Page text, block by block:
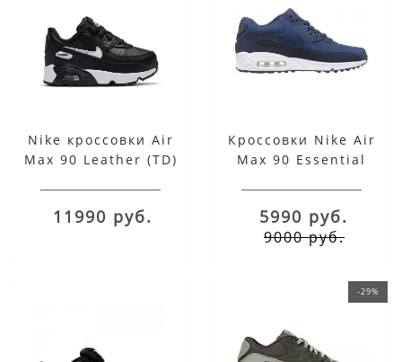
Nike кроссовки Air
Max 90 Leather (TD)
11990 руб.
Кроссовки Nike Air
Max 90 Essential
5990 руб.
9000 руб.
-29%